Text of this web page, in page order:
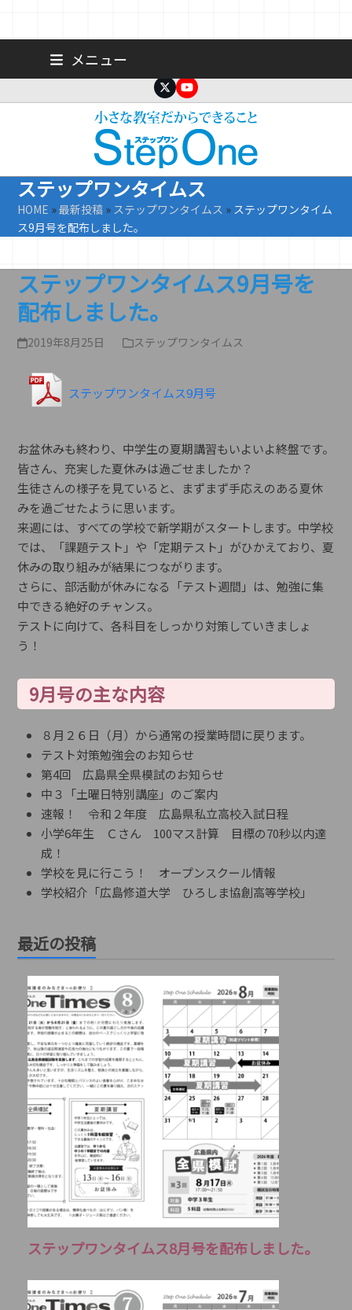
メニュー
TwitterYouTube
ステップワンタイムス
HOME »最新投稿 » ステップワンタイムス » ステップワンタイム
ス9月号を配布しました。
ステップワンタイムス9月号を
配布しました。
2019年8月25日 ステップワンタイムス
ステップワンタイムス9月号
お盆休みも終わり、中学生の夏期講習もいよいよ終盤です。
皆さん、充実した夏休みは過ごせましたか？
生徒さんの様子を見ていると、まずまず手応えのある夏休
みを過ごせたように思います。
来週には、すべての学校で新学期がスタートします。中学校
では、「課題テスト」や「定期テスト」がひかえており、夏
休みの取り組みが結果につながります。
さらに、部活動が休みになる「テスト週間」は、勉強に集
中できる絶好のチャンス。
テストに向けて、各科目をしっかり対策していきましょ
う！
9月号の主な内容
８月２６日（月）から通常の授業時間に戻ります。
テスト対策勉強会のお知らせ
第4回 広島県全県模試のお知らせ
中３「土曜日特別講座」のご案内
速報！ 令和２年度 広島県私立高校入試日程
小学6年生 Ｃさん 100マス計算 目標の70秒以内達
成！
学校を見に行こう！ オープンスクール情報
学校紹介「広島修道大学 ひろしま協創高等学校」
最近の投稿
ステップワンタイムス8月号を配布しました。